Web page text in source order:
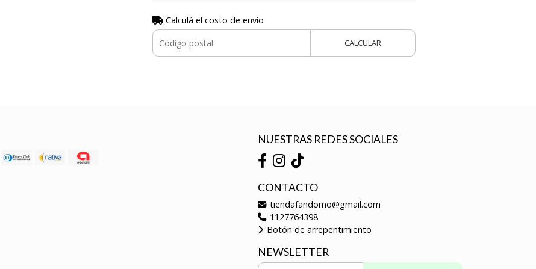
Calculá el costo de envío
CALCULAR
NUESTRAS REDES SOCIALES
CONTACTO
tiendafandomo@gmail.com
1127764398
Botón de arrepentimiento
NEWSLETTER